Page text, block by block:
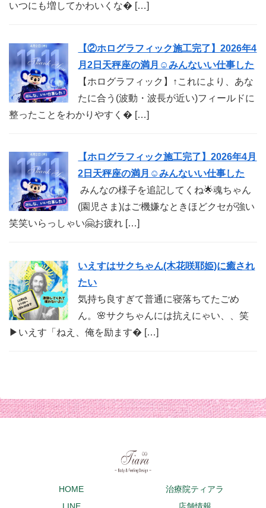
いつにも増してかわいくな� […]
【②ホログラフィック施工完了】2026年4
月2日天秤座の満月☺︎みんないい仕事した
【ホログラフィック】↑これにより、あな
たに合う(波動・波長が近い)フィールドに
整ったことをわかりやすく� […]
【ホログラフィック施工完了】2026年4月
2日天秤座の満月☺︎みんないい仕事した
みんなの様子を追記してくね🌟魂ちゃん
(園児さま)はご機嫌なときほどクセが強い
笑笑いらっしゃい🤗お疲れ […]
いえすはサクちゃん(木花咲耶姫)に癒され
たい
気持ち良すぎて普通に寝落ちてたごめ
ん。🌸サクちゃんには抗えにゃい、、笑
▶︎いえす「ねえ、俺を励ます� […]
HOME
治療院ティアラ
LINE
店舗情報